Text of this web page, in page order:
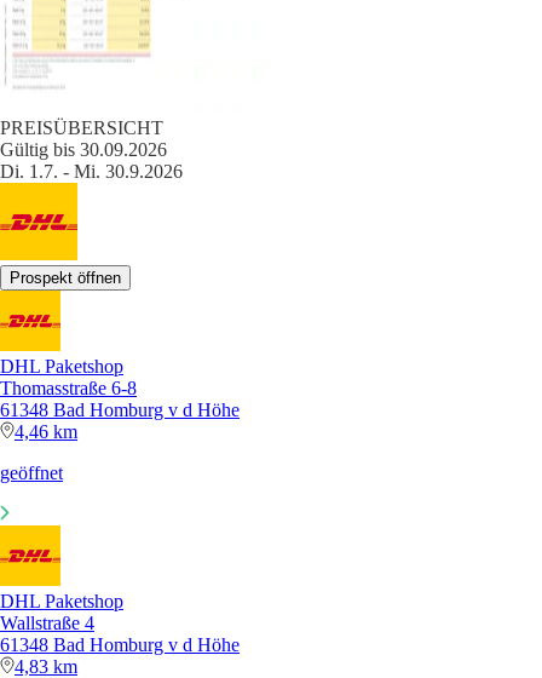
PREISÜBERSICHT
Gültig bis 30.09.2026
Di. 1.7. - Mi. 30.9.2026
Prospekt öffnen
DHL Paketshop
Thomasstraße 6-8
61348 Bad Homburg v d Höhe
4,46 km
geöffnet
DHL Paketshop
Wallstraße 4
61348 Bad Homburg v d Höhe
4,83 km